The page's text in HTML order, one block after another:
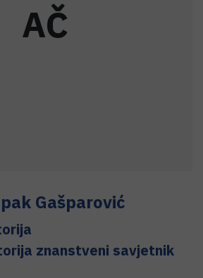
AČ
Gašparović
znanstveni savjetnik